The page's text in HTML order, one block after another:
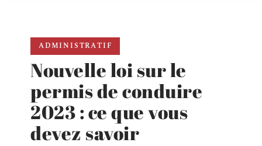
ADMINISTRATIF
Nouvelle loi sur le
permis de conduire
2023 : ce que vous
devez savoir